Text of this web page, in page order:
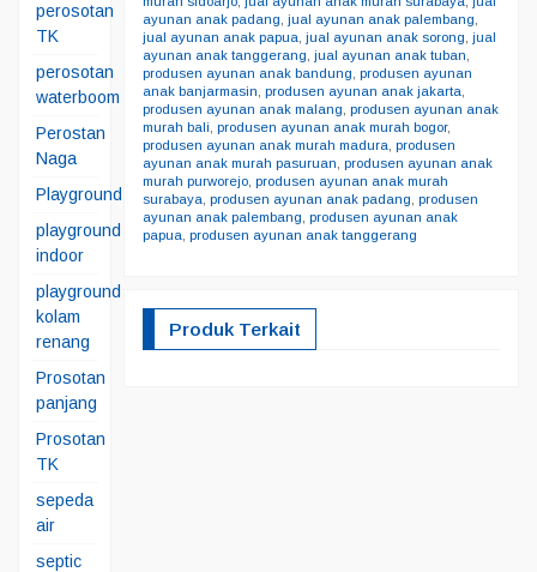
ayunan anak padang jual ayunan anak palembang
jual ayunan anak papua jual ayunan anak sorong jual
ayunan anak tanggerang jual ayunan anak tuban
produsen ayunan anak bandung produsen ayunan
anak banjarmasin produsen ayunan anak jakarta
produsen ayunan anak malang produsen ayunan anak
murah bali produsen ayunan anak murah bogor,
produsen ayunan anak murah madura produsen
ayunan anak murah pasuruan produsen ayunan anak
murah purworejo, produsen ayunan anak murah
surabaya produsen ayunan anak padang produsen
ayunan anak palembang produsen ayunan anak
papua produsen ayunan anak tanggerang
Produk Terkait
perosotan
TK
perosotan
waterboom
Perostan
Naga
Playground
playground
indoor
playground
kolam
renang
Prosotan
panjang
Prosotan
TK
sepeda
air
septic